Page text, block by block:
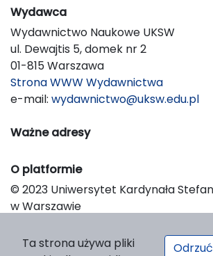
Wydawca
Wydawnictwo Naukowe UKSW
ul. Dewajtis 5, domek nr 2
01-815 Warszawa
Strona WWW Wydawnictwa
e-mail: wydawnictwo@uksw.edu.pl
Ważne adresy
O platformie
© 2023 Uniwersytet Kardynała
w Warszawie
Platform & Workflow by OJS/PKP
Ta strona używa pliki
Odrzuć